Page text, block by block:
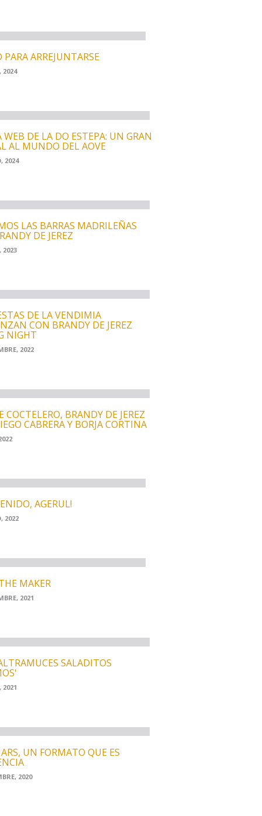
PARA ARREJUNTARSE
2024
WEB DE LA DO ESTEPA: UN GRAN
AL MUNDO DEL AOVE
2024
LAS BARRAS MADRILEÑAS
DE JEREZ
2023
DE LA VENDIMIA
CON BRANDY DE JEREZ
NIGHT
2022
COCTELERO, BRANDY DE JEREZ
CABRERA Y BORJA CORTINA
AGERUL!
2022
MAKER
2021
SALADITOS
2021
UN FORMATO QUE ES
2020